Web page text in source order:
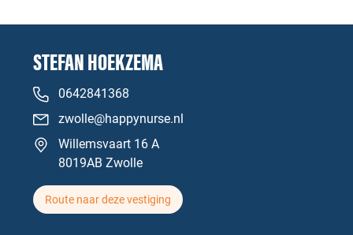
STEFAN HOEKZEMA
0642841368
zwolle@happynurse.nl
Willemsvaart 16 A
8019AB Zwolle
Route naar deze vestiging